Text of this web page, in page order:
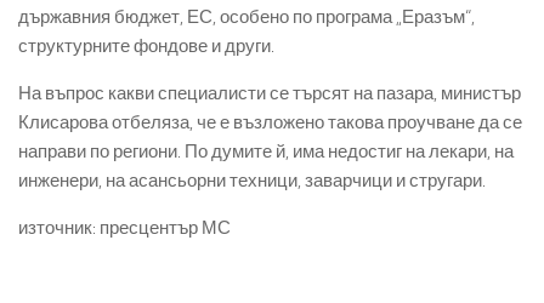
държавния бюджет, ЕС, особено по програма „Еразъм“,
структурните фондове и други.
На въпрос какви специалисти се търсят на пазара, министър
Клисарова отбеляза, че е възложено такова проучване да се
направи по региони. По думите й, има недостиг на лекари, на
инженери, на асансьорни техници, заварчици и стругари.
източник: пресцентър МС